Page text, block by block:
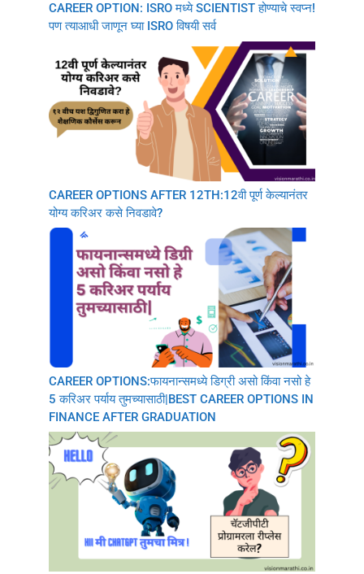
CAREER OPTION: ISRO मध्ये SCIENTIST होण्याचे स्वप्न!
पण त्याआधी जाणून घ्या ISRO विषयी सर्व
CAREER OPTIONS AFTER 12TH:12वी पूर्ण केल्यानंतर
योग्य करिअर कसे निवडावे?
CAREER OPTIONS:फायनान्समध्ये डिग्री असो किंवा नसो हे
5 करिअर पर्याय तुमच्यासाठी|BEST CAREER OPTIONS IN
FINANCE AFTER GRADUATION